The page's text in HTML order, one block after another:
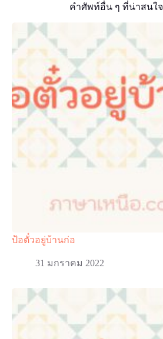
คำศัพท์อื่น ๆ ที่น่าสนใจ
ป้อตั๋วอยู่บ้านก่อ
31 มกราคม 2022